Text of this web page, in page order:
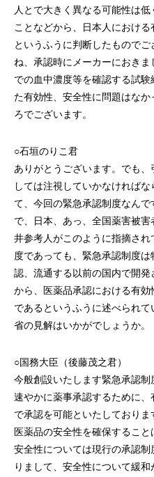
人とで大きく異なる可能性は
ことなどから、日本人におけ
というふうに判断したもので
ね、承認時にメーカーにおき
での血中濃度等を確認する試
た有効性、安全性に問題はな
ろでございます。
○石垣のりこ君
ありがとうございます。でも
しては注視していかなければ
て、今回の緊急承認制度なん
で、日本、あっ、全国薬害被
井参考人がこのように指摘さ
度であっても、緊急承認制度
認、流通する以前の国内で開
から、医薬品承認における有
であるというふうに述べられ
省の見解はいかがでしょうか。
○国務大臣（後藤茂之君）
今般創設いたします緊急承認
速やかに薬事承認するために
で承認を可能といたしておりま
医薬品の安全性を確保すること
安全性については現行の承認
りまして、安全性について緩